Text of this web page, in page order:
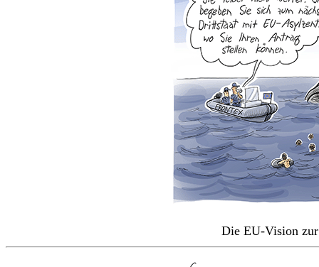
Die EU-Vision